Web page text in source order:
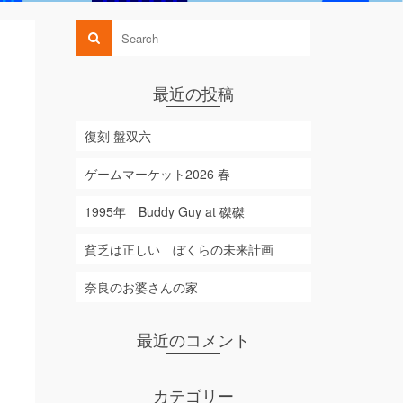
最近の投稿
復刻 盤双六
ゲームマーケット2026 春
1995年 Buddy Guy at 磔磔
貧乏は正しい ぼくらの未来計画
奈良のお婆さんの家
最近のコメント
カテゴリー